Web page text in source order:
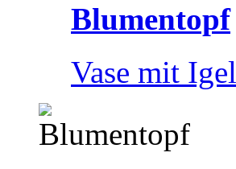
Blumentopf
Vase mit